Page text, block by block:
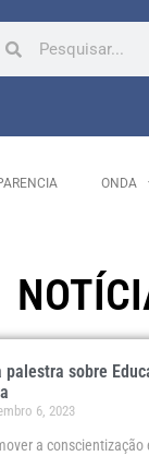
ONDA
sobre
6, 2023
a